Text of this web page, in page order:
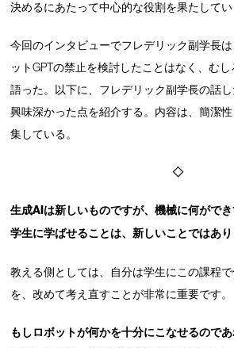
決めるにあたって中心的な役割を果たしてい
今回のインタビューでフレデリック副学長
ットGPTの禁止を検討したことはなく、む
語った。以下に、フレデリック副学長の話
興味深かった点を紹介する。内容は、簡潔
集している。
◇
生成AIは新しいものですが、機械に何がで
学生に学ばせることは、新しいことではあり
教える側としては、自分は学生にこの課程
を、改めて考え直すことが非常に重要です。
もしロボットが何かを十分にこなせるので